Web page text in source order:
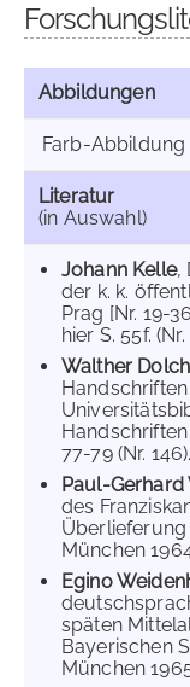
Abbildungen
Farb-
Literatur
(in Auswahl)
Johann Kelle,
der k. k.
Prag [Nr. 19-
hier S. 55f. (Nr.
Walther Dolch
Handschriften
77-79 (Nr.
Paul-Gerhard
des
München
Egino
späten
Bayerischen
München